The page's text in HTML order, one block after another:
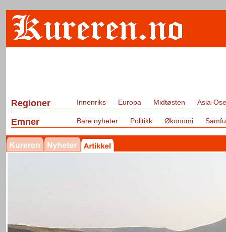
Regioner Innenriks Europa Midtøsten Asia-
Emner Bare nyheter Politikk Økonomi